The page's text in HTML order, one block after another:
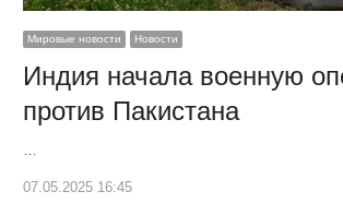
Мировые новости Новости
Индия начала военную
против Пакистана
07.05.2025 16:45